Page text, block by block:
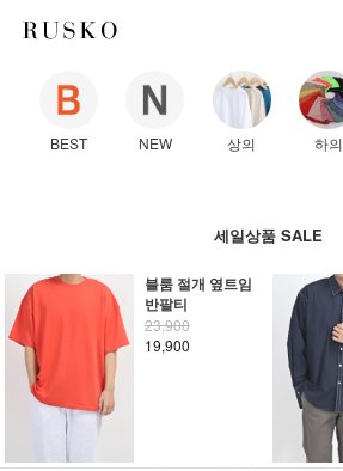
BEST NEW 상의 하의
세일상품 SALE
블룸 절개 옆트임
반팔티
23,900
19,900